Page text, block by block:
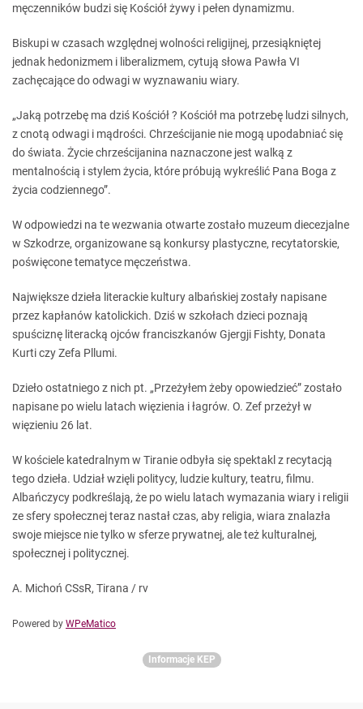
męczenników budzi się Kościół żywy i pełen dynamizmu.
Biskupi w czasach względnej wolności religijnej, przesiąkniętej
jednak hedonizmem i liberalizmem, cytują słowa Pawła VI
zachęcające do odwagi w wyznawaniu wiary.
„Jaką potrzebę ma dziś Kościół ? Kościół ma potrzebę ludzi silnych,
z cnotą odwagi i mądrości. Chrześcijanie nie mogą upodabniać się
do świata. Życie chrześcijanina naznaczone jest walką z
mentalnością i stylem życia, które próbują wykreślić Pana Boga z
życia codziennego”.
W odpowiedzi na te wezwania otwarte zostało muzeum diecezjalne
w Szkodrze, organizowane są konkursy plastyczne, recytatorskie,
poświęcone tematyce męczeństwa.
Największe dzieła literackie kultury albańskiej zostały napisane
przez kapłanów katolickich. Dziś w szkołach dzieci poznają
spuściznę literacką ojców franciszkanów Gjergji Fishty, Donata
Kurti czy Zefa Pllumi.
Dzieło ostatniego z nich pt. „Przeżyłem żeby opowiedzieć” zostało
napisane po wielu latach więzienia i łagrów. O. Zef przeżył w
więzieniu 26 lat.
W kościele katedralnym w Tiranie odbyła się spektakl z recytacją
tego dzieła. Udział wzięli politycy, ludzie kultury, teatru, filmu.
Albańczycy podkreślają, że po wielu latach wymazania wiary i religii
ze sfery społecznej teraz nastał czas, aby religia, wiara znalazła
swoje miejsce nie tylko w sferze prywatnej, ale też kulturalnej,
społecznej i politycznej.
A. Michoń CSsR, Tirana / rv
Powered by WPeMatico
Informacje KEP